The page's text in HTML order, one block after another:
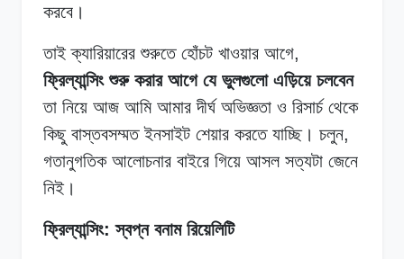
করবে।
তাই ক্যারিয়ারের শুরুতে হোঁচট খাওয়ার আগে,
ফ্রিল্যান্সিং শুরু করার আগে যে ভুলগুলো এড়িয়ে চলবেন
তা নিয়ে আজ আমি আমার দীর্ঘ অভিজ্ঞতা ও রিসার্চ থেকে
কিছু বাস্তবসম্মত ইনসাইট শেয়ার করতে যাচ্ছি। চলুন,
গতানুগতিক আলোচনার বাইরে গিয়ে আসল সত্যটা জেনে
নিই।
ফ্রিল্যান্সিং: স্বপ্ন বনাম রিয়েলিটি